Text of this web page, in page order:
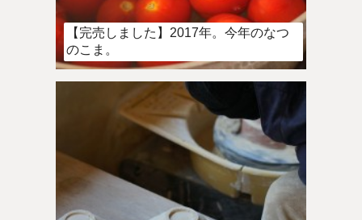
【完売しました】2017年。今年のなつ
のこま。